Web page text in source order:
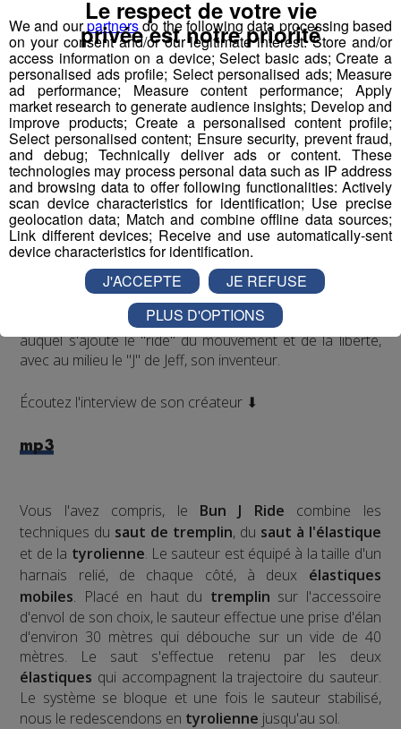
Jean-François Michelin est unhaut-savoyardqui a
commencé par travailler en station de skis. Il a ensuite
accompagné l'inventeur dusaut à l'élastique , AJ
Hackett, en Normandie, à Bali et en Nouvelle Zélande,
avec plus de70 000 sauts à son actif. Il a eu l'idée d'un
tremplin de saut à l'élastiquerévolutionnaire en 2008
et a créé le Bun J Rideen 2009.
Quoi ?
Bun J Rideest inspiré de la prononciation
saut à l'élastique ("bungee" ou "bungy")
auquel s'ajoute le "ride" du mouvement et de la liberté,
avec au milieu le "J" de Jeff, son inventeur.
Écoutez l'interview de son créateur ⬇
mp3
Vous l'avez compris, le Bun J Ride combine les
techniques du saut de tremplin, du saut à l'élastique
et de la tyrolienne. Le sauteur est équipé à la taille d'un
harnais relié, de chaque côté, à deux élastiques
mobiles. Placé en haut du tremplin sur l'accessoire
d'envol de son choix, le sauteur effectue une prise d'élan
d'environ 30 mètres qui débouche sur un vide de 40
mètres. Le saut s'effectue retenu par les deux
élastiques qui accompagnent la trajectoire du sauteur.
Le système se bloque et une fois le sauteur stabilisé,
nous le redescendons en tyrolienne jusqu'au sol.
We and ourpartnersdo the following data processing based
on your consent and/or our legitimate interest: Store and/or
access information on a device; Select basic ads; Create a
personalised ads profile; Select personalised ads; Measure
ad performance; Measure content performance; Apply
market research to generate audience insights; Develop and
improve products; Create a personalised content profile;
Select personalised content; Ensure security, prevent fraud,
and debug; Technically deliver ads or content. These
technologies may process personal data such as IP address
and browsing data to offer following functionalities: Actively
scan device characteristics for identification; Use precise
geolocation data; Match and combine offline data sources;
Link different devices; Receive and use automatically-sent
device characteristics for identification.
Le respect de votre vie
privée est notre priorité
J'ACCEPTE
JE REFUSE
PLUS D'OPTIONS